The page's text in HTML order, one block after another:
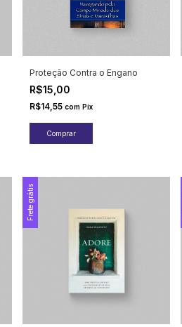
Proteção Contra o Engano
R$15,00
R$14,55 com Pix
Frete grátis